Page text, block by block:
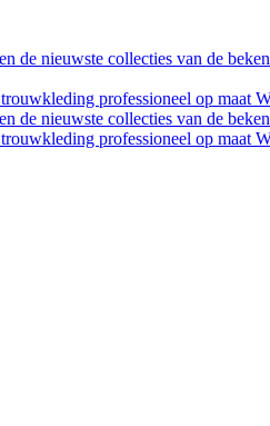
de nieuwste collecties van de
professioneel op maat
de nieuwste collecties van de
professioneel op maat